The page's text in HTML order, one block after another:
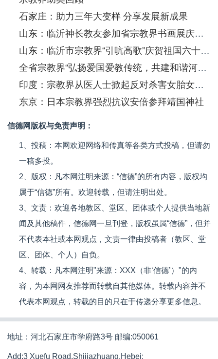
石家庄：助力三年大变样 分享发展新成果
山东：临沂神长教友参加省宗教界书画展庆祝建国六十年
山东：临沂市宗教界“引吭高歌”庆贺祖国六十华诞
全省宗教界“弘扬爱国爱教传统，共建和谐河北”主题教育活动现场经验交流会在唐山市召开
印度：宗教界从医人士掀起反对杀害女胎女婴的运动
东京：日本宗教界强烈抗议安倍参拜靖国神社
信德网版权与免责声明：
1、投稿：本网欢迎网络和传真等各类方式投稿，但请勿
一稿多投。
2、版权：凡本网注明来源：“信德”的所有内容，版权均
属于“信德”所有。欢迎转载，但请注明出处。
3、文责：欢迎各地教区、堂区、团体或个人提供当地新
闻及其他稿件，信德网一旦刊登，版权虽属“信德”，但并
不代表本社或本网观点，文责一律由投稿者（教区、堂
区、团体、个人）自负。
4、转载：凡本网注明"来源：XXX（非‘信德’）"的内
容，为本网网友推荐而转载自其他媒体。转载内容并不
代表本网观点，转载的目的只在于传递分享更多信息。
地址：河北石家庄市学府路3号 邮编:050061
Add:3 Xuefu Road,Shijiazhuang,Hebei;